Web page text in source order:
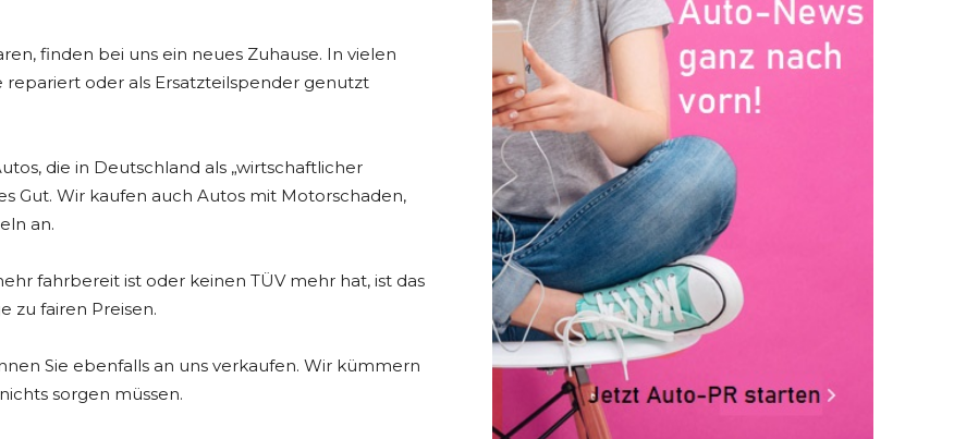
finden bei uns ein neues Zuhause. In vielen
oder als Ersatzteilspender genutzt
die in Deutschland als „wirtschaftlicher
Gut. Wir kaufen auch Autos mit Motorschaden,
an.
fahrbereit ist oder keinen TÜV mehr hat, ist das
zu fairen Preisen.
Sie ebenfalls an uns verkaufen. Wir kümmern
sorgen müssen.